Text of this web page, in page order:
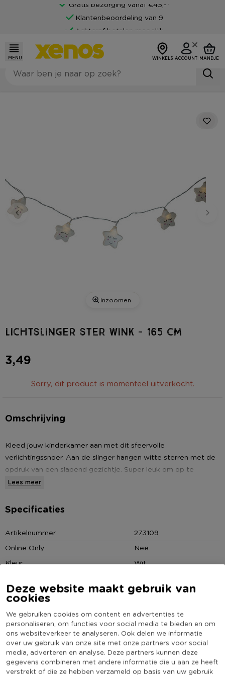
Deze website maakt gebruik van
cookies
We gebruiken cookies om content en advertenties te
personaliseren, om functies voor social media te bieden en om
ons websiteverkeer te analyseren. Ook delen we informatie
over uw gebruik van onze site met onze partners voor social
media, adverteren en analyse. Deze partners kunnen deze
gegevens combineren met andere informatie die u aan ze heeft
verstrekt of die ze hebben verzameld op basis van uw gebruik
Gratis bezorging vanaf €45,-*
Klantenbeoordeling van 9
Achteraf betalen mogelijk
MENU WINKELS ACCOUNT MANDJE
Inzoomen
Lichtslinger ster wink - 165 cm
3,49
Sorry, dit product is momenteel uitverkocht.
Omschrijving
Kleed jouw kinderkamer aan met dit sfeervolle
verlichtingssnoer. Aan de slinger hangen witte sterren met de
opdruk van een slapend gezichtje. Super leuk om op te
hangen op de baby of kinderkamer. De lampjes werken op 3
Handig! De lampjesslinger bevat 10 led lampjes in een
warmwitte kleur en is 165 cm lang.
* Sfeerverlichting ster wink
* 10 led lampjes
* 165 cm lang
Lees meer
Specificaties
Artikelnummer
273109
Online Only
Nee
Kleur
Wit
Werkt op batterijen
Ja
Duurzaamheidsscore
bekend
Heb jij Lichtslinger ster wink - 165 cm ? Schrijf een